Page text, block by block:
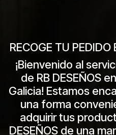
RECOGE TU PEDIDO
¡Bienvenido al
de RB DESEÑOS
Galicia! Estamos
una forma
adquirir tus
DESEÑOS de una